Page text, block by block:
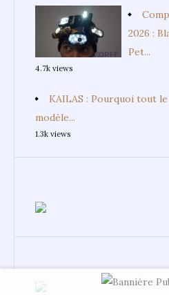
2026 :
Pet...
4.7k views
KAILAS : Pourquoi tout le
modèle...
1.3k views